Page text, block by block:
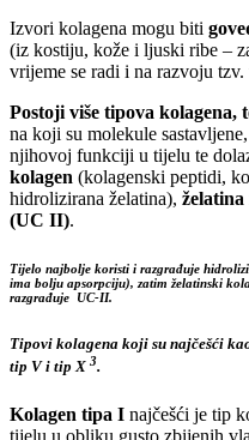
Izvori kolagena mogu biti
(iz kostiju, kože i ljuski ribe –
vrijeme se radi i na razvoju
Postoji više tipova kolagena,
na koji su molekule
njihovoj funkciji u tijelu te
kolagen (kolagenski peptidi,
hidrolizirana želatina), želatina
(UC II).
Tijelo najbolje koristi i razgrađuje
ima bolju apsorpciju), zatim želatinski
razgrađuje UC-II.
Tipovi kolagena koji su najčešći
tip V i tip X 3.
Kolagen tipa I najčešći je tip
tijelu u obliku gusto zbijenih